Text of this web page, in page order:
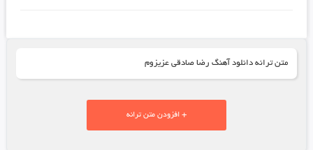
متن ترانه دانلود آهنگ رضا صادقی عزیزوم
+ افزودن متن ترانه